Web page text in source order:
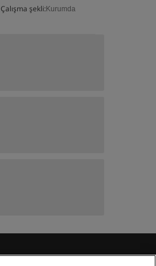
Çalışma şekli: Kurumda